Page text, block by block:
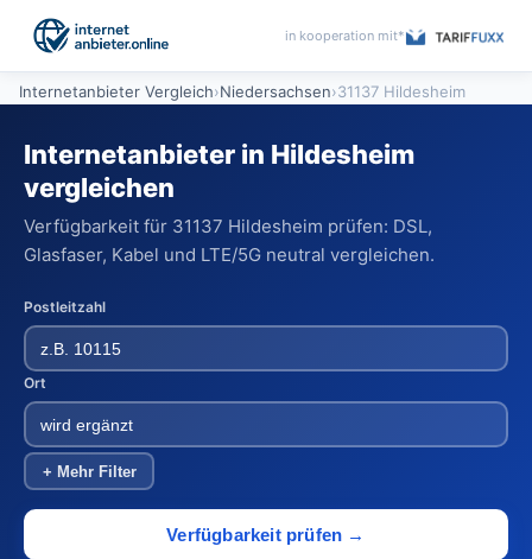
in kooperation mit*
Internetanbieter Vergleich›Niedersachsen›31137 Hildesheim
Internetanbieter in Hildesheim
vergleichen
Verfügbarkeit für 31137 Hildesheim prüfen: DSL,
Glasfaser, Kabel und LTE/5G neutral vergleichen.
Postleitzahl
Ort
+ Mehr Filter
Verfügbarkeit prüfen →